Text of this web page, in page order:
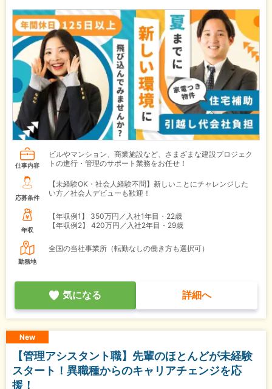
仕事内容
ビルやマンション、商業施設など、さまざまな建設プロジェク
トの進行・管理のサポート業務をお任せ！
応募条件
【未経験OK・社会人経験不問】新しいことにチャレンジした
い方／社会人デビューも歓迎！
年収
【年収例1】
350万円／入社1年目・22歳
【年収例2】
420万円／入社2年目・29歳
勤務地
全国の当社事業所（転勤なしの働き方も選択可）
気になる 詳細へ
New
【管理アシスタント職】先輩のほとんどが未経験
スタート！異職種からのキャリアチェンジを応
援！